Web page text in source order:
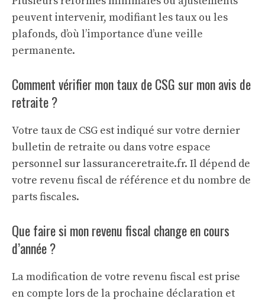
peuvent intervenir, modifiant les taux ou les
plafonds, d’où l’importance d’une veille
permanente.
Comment vérifier mon taux de CSG sur mon avis de
retraite ?
Votre taux de CSG est indiqué sur votre dernier
bulletin de retraite ou dans votre espace
personnel sur lassuranceretraite.fr. Il dépend de
votre revenu fiscal de référence et du nombre de
parts fiscales.
Que faire si mon revenu fiscal change en cours
d’année ?
La modification de votre revenu fiscal est prise
en compte lors de la prochaine déclaration et